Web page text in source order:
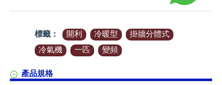
標籤： 開利 冷暖型
掛牆分體式
冷氣機
一匹 變頻
產品規格